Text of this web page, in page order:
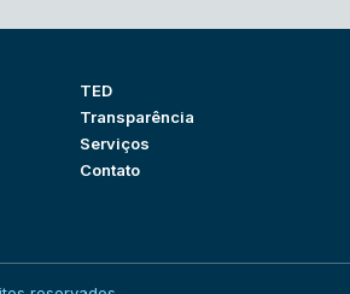
TED
Transparência
Serviços
Contato